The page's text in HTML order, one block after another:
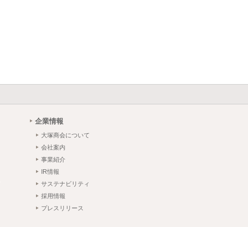
企業情報
大塚商会について
会社案内
事業紹介
IR情報
サステナビリティ
採用情報
プレスリリース